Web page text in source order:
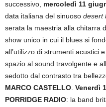
successivo, mercoledì 11
data italiana del sinuoso desert
serata la maestria alla chitarra
show unico in cui il blues si
all’utilizzo di strumenti acustici
spazio al sound travolgente e
sedotto dal contrasto tra
MARCO CASTELLO. Venerdì
PORRIDGE RADIO: la band